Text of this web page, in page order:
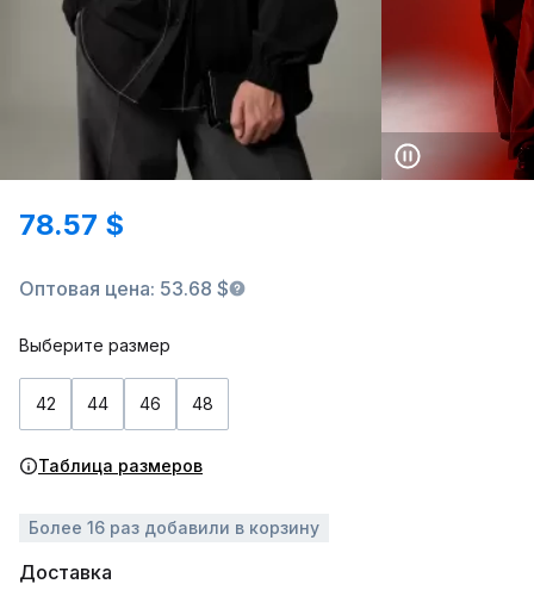
78.57 $
Оптовая цена: 53.68 $
Выберите размер
42 44 46 48
Таблица размеров
Более 16 раз добавили в корзину
Доставка